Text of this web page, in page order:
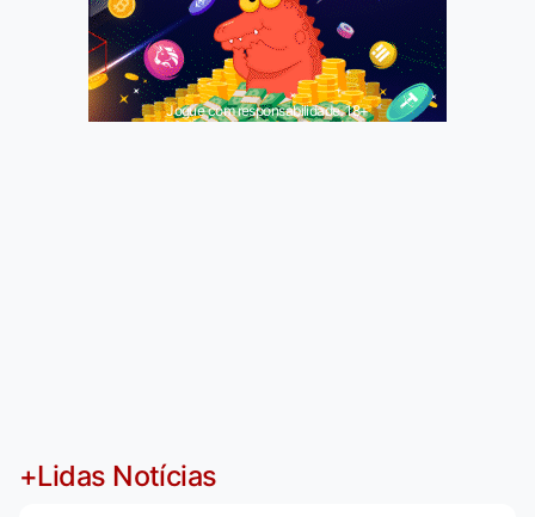
Jogue com responsabilidade. 18+
+Lidas Notícias